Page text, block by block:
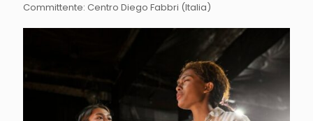
Committente: Centro Diego Fabbri (Italia)